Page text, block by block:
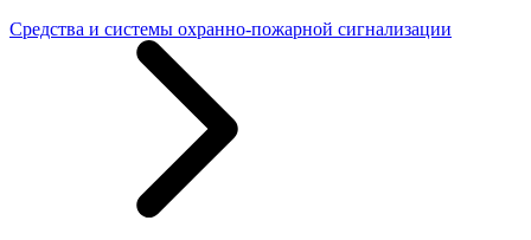
Средства и системы охранно-пожарной сигнализации